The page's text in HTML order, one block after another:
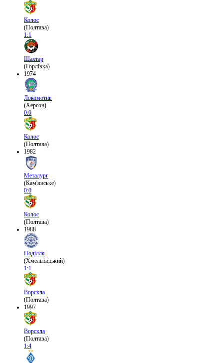
Колос
(Полтава)
1:1
Шахтар
(Горлівка)
1974
Локомотив
(Херсон)
0:0
Колос
(Полтава)
1982
Металург
(Кам'янське)
0:0
Колос
(Полтава)
1988
Поділля
(Хмельницький)
1:1
Ворскла
(Полтава)
1997
Ворскла
(Полтава)
1:4